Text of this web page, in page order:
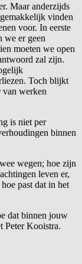
Maar anderzijds
vinden
voor. In eerste
we er geen
moeten we open
zal zijn.
Toch blijkt
van werken
is niet per
binnen
wegen; hoe zijn
leven er,
past dat in het
dat binnen jouw
Peter Kooistra.